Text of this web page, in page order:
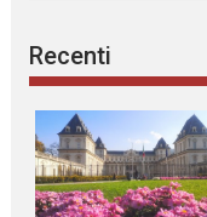
Recenti